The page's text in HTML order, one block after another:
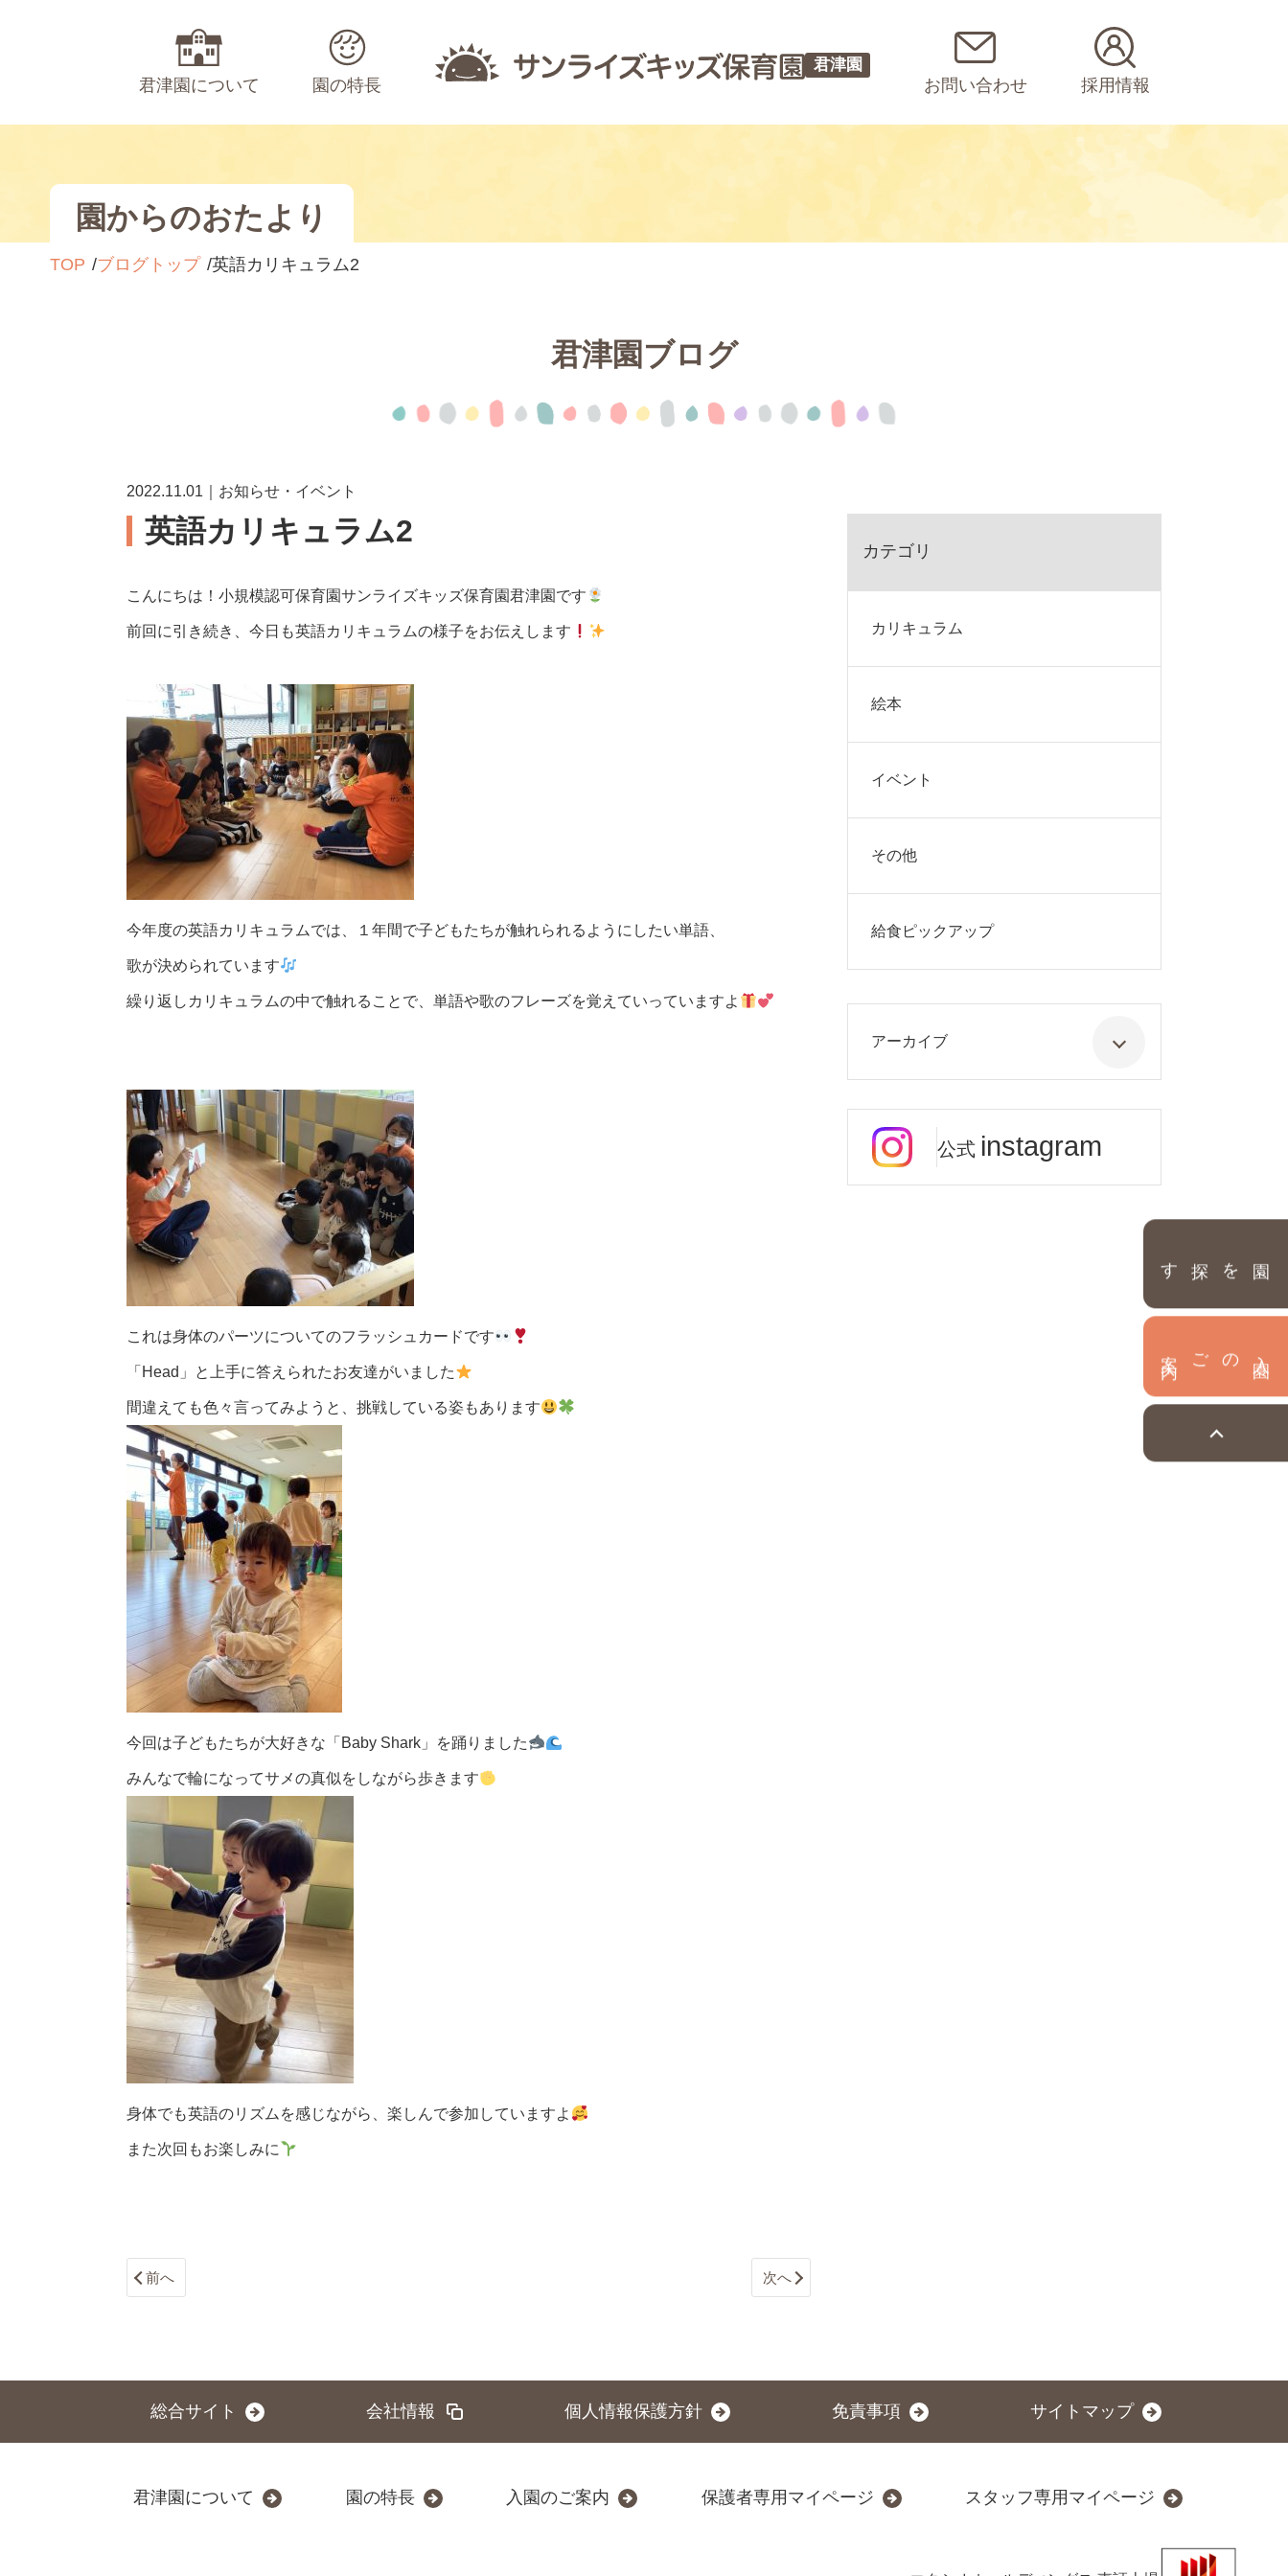
君津園について 園の特長
君津園
お問い合わせ 採用情報
園を探す
園からのおたより
TOP ブログトップ 英語カリキュラム2
君津園ブログ
2022.11.01｜お知らせ・イベント
英語カリキュラム2
こんにちは！小規模認可保育園サンライズキッズ保育園君津園です
前回に引き続き、今日も英語カリキュラムの様子をお伝えします
今年度の英語カリキュラムでは、１年間で子どもたちが触れられるようにしたい単語、
歌が決められています
繰り返しカリキュラムの中で触れることで、単語や歌のフレーズを覚えていっていますよ
これは身体のパーツについてのフラッシュカードです
「Head」と上手に答えられたお友達がいました
間違えても色々言ってみようと、挑戦している姿もあります
今回は子どもたちが大好きな「Baby Shark」を踊りました
みんなで輪になってサメの真似をしながら歩きます
身体でも英語のリズムを感じながら、楽しんで参加していますよ
また次回もお楽しみに
前へ 次へ
カテゴリ
カリキュラム
絵本
イベント
その他
給食ピックアップ
アーカイブ
公式 instagram
総合サイト 会社情報 個人情報保護方針 免責事項 サイトマップ
君津園について 園の特長 入園のご案内 保護者専用マイページ スタッフ専用マイページ